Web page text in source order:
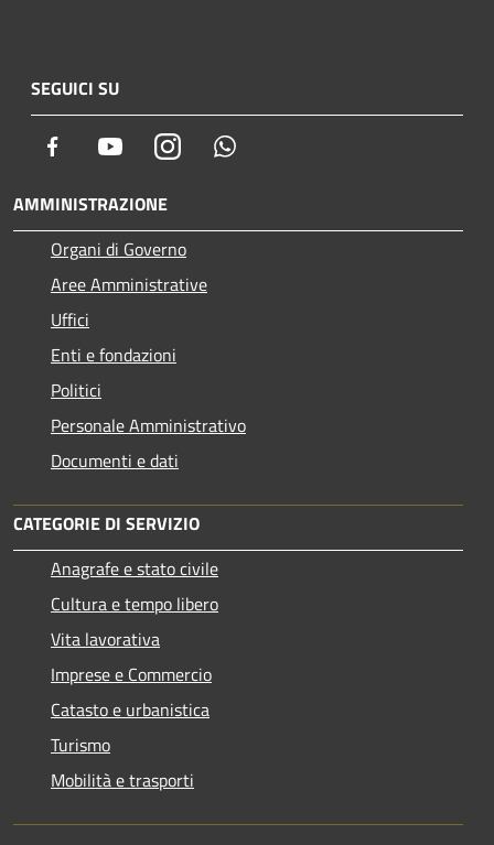
SEGUICI SU
Facebook YoutubeInstagram
AMMINISTRAZIONE
Organi di Governo
Aree Amministrative
Uffici
Enti e fondazioni
Politici
Personale Amministrativo
Documenti e dati
CATEGORIE DI SERVIZIO
Anagrafe e stato civile
Cultura e tempo libero
Vita lavorativa
Imprese e Commercio
Catasto e urbanistica
Turismo
Mobilità e trasporti